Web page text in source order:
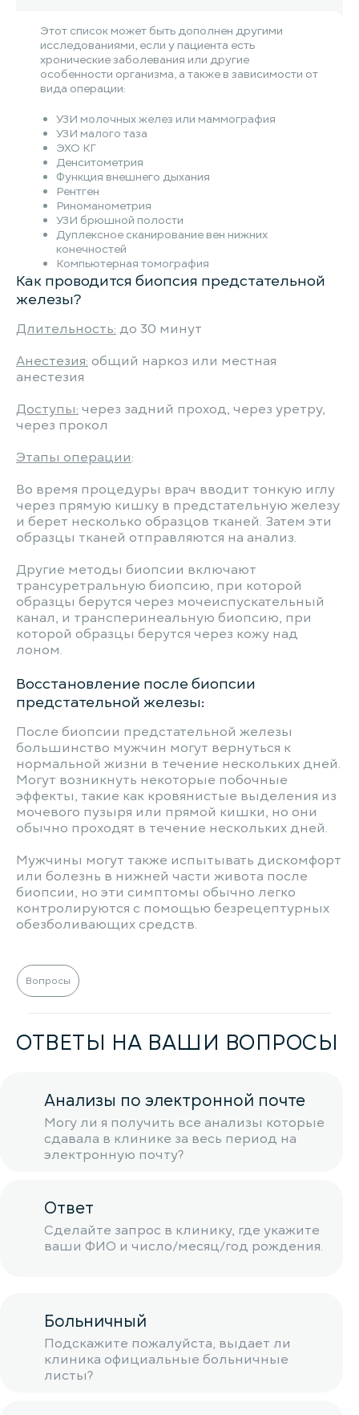
Этот список может быть дополнен другими
исследованиями, если у пациента есть
хронические заболевания или другие
особенности организма, а также в зависимости от
вида операции:
УЗИ молочных желез или маммография
УЗИ малого таза
ЭХО КГ
Денситометрия
Функция внешнего дыхания
Рентген
Риноманометрия
УЗИ брюшной полости
Дуплексное сканирование вен нижних
конечностей
Компьютерная томография
Как проводится биопсия предстательной
железы?
Длительность: до 30 минут
Анестезия: общий наркоз или местная
анестезия
Доступы: через задний проход, через уретру,
через прокол
Этапы операции:
Во время процедуры врач вводит тонкую иглу
через прямую кишку в предстательную железу
и берет несколько образцов тканей. Затем эти
образцы тканей отправляются на анализ.
Другие методы биопсии включают
трансуретральную биопсию, при которой
образцы берутся через мочеиспускательный
канал, и трансперинеальную биопсию, при
которой образцы берутся через кожу над
лоном.
Восстановление после биопсии
предстательной железы:
После биопсии предстательной железы
большинство мужчин могут вернуться к
нормальной жизни в течение нескольких дней.
Могут возникнуть некоторые побочные
эффекты, такие как кровянистые выделения из
мочевого пузыря или прямой кишки, но они
обычно проходят в течение нескольких дней.
Мужчины могут также испытывать дискомфорт
или болезнь в нижней части живота после
биопсии, но эти симптомы обычно легко
контролируются с помощью безрецептурных
обезболивающих средств.
Вопросы
ОТВЕТЫ НА ВАШИ ВОПРОСЫ
Анализы по электронной почте
Могу ли я получить все анализы которые
сдавала в клинике за весь период на
электронную почту?
Ответ
Сделайте запрос в клинику, где укажите
ваши ФИО и число/месяц/год рождения.
Больничный
Подскажите пожалуйста, выдает ли
клиника официальные больничные
листы?